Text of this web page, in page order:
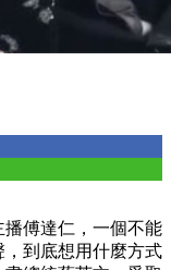
傅達仁，一個不能
到底想用什麼方式